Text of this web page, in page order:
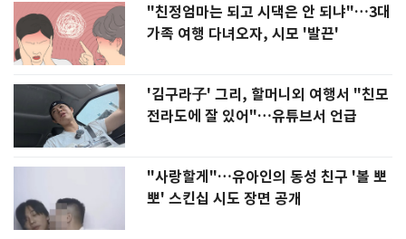
"친정엄마는 되고 시댁은 안 되냐"…3대
가족 여행 다녀오자, 시모 '발끈'
'김구라子' 그리, 할머니외 여행서 "친모
전라도에 잘 있어"…유튜브서 언급
"사랑할게"…유아인의 동성 친구 '볼 뽀
뽀' 스킨십 시도 장면 공개